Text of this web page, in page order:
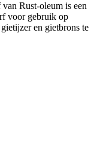
Rust-oleum is een
voor gebruik op
en gietbrons te